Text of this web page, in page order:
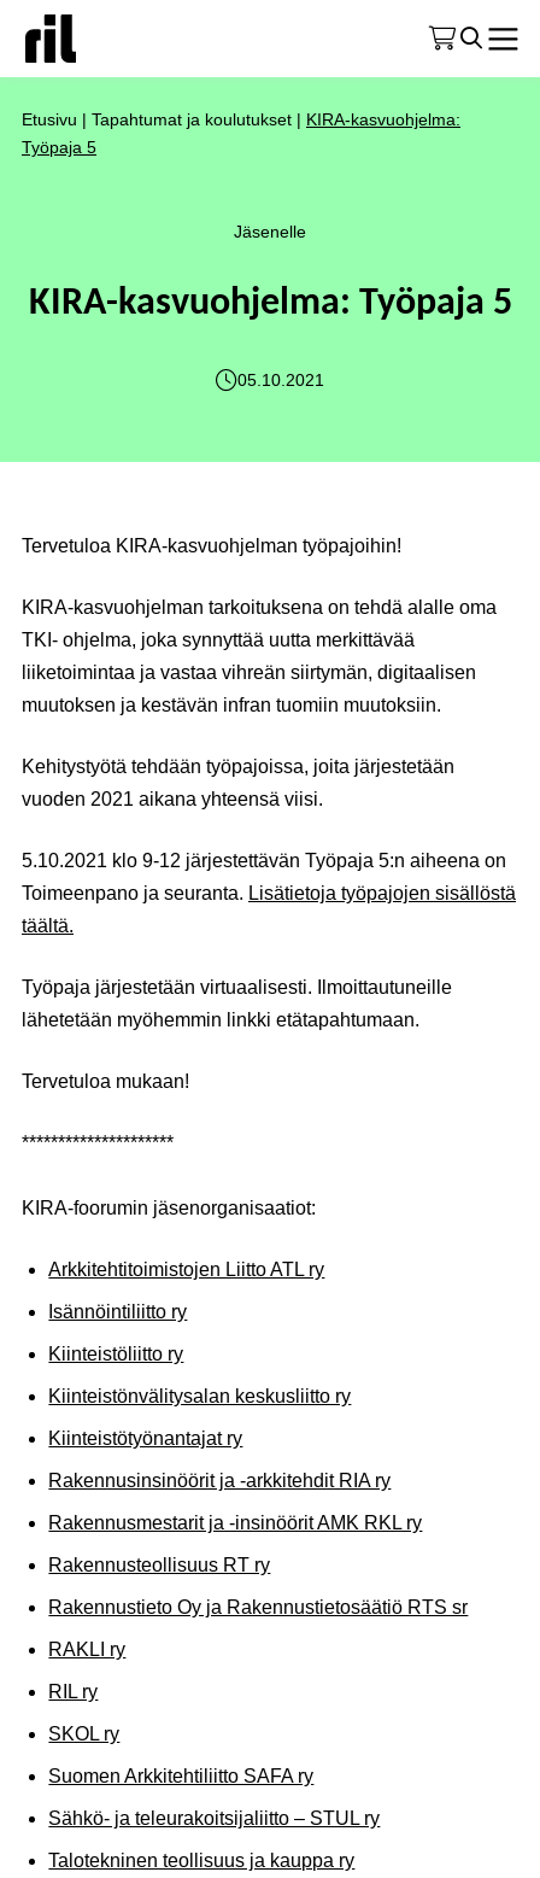
Etusivu | Tapahtumat ja koulutukset | KIRA-kasvuohjelma:
Työpaja 5
Jäsenelle
KIRA-kasvuohjelma: Työpaja 5
05.10.2021
Tervetuloa KIRA-kasvuohjelman työpajoihin!
KIRA-kasvuohjelman tarkoituksena on tehdä alalle oma
TKI- ohjelma, joka synnyttää uutta merkittävää
liiketoimintaa ja vastaa vihreän siirtymän, digitaalisen
muutoksen ja kestävän infran tuomiin muutoksiin.
Kehitystyötä tehdään työpajoissa, joita järjestetään
vuoden 2021 aikana yhteensä viisi.
5.10.2021 klo 9-12 järjestettävän Työpaja 5:n aiheena on
Toimeenpano ja seuranta. Lisätietoja työpajojen sisällöstä
täältä.
Työpaja järjestetään virtuaalisesti. Ilmoittautuneille
lähetetään myöhemmin linkki etätapahtumaan.
Tervetuloa mukaan!
*********************
KIRA-foorumin jäsenorganisaatiot:
Arkkitehtitoimistojen Liitto ATL ry
Isännöintiliitto ry
Kiinteistöliitto ry
Kiinteistönvälitysalan keskusliitto ry
Kiinteistötyönantajat ry
Rakennusinsinöörit ja -arkkitehdit RIA ry
Rakennusmestarit ja -insinöörit AMK RKL ry
Rakennusteollisuus RT ry
Rakennustieto Oy ja Rakennustietosäätiö RTS sr
RAKLI ry
RIL ry
SKOL ry
Suomen Arkkitehtiliitto SAFA ry
Sähkö- ja teleurakoitsijaliitto – STUL ry
Talotekninen teollisuus ja kauppa ry